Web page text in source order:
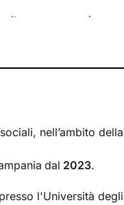
e comprensione,
sostegno
il presente,
nell’ambito
dal 2023.
l'Università